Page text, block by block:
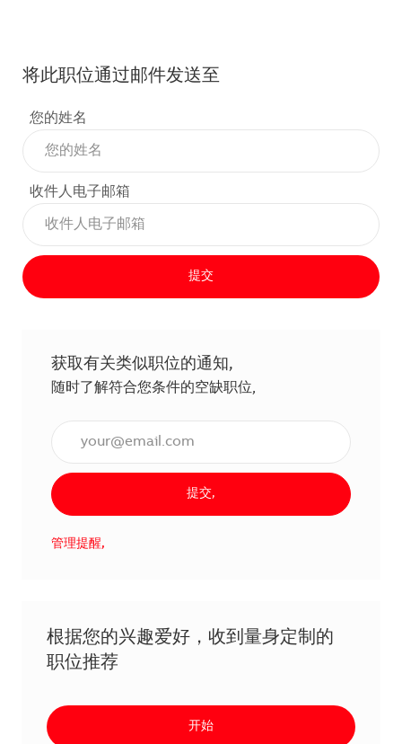
将此职位通过邮件发送至
您的姓名
收件人电子邮箱
提交
获取有关类似职位的通知,
随时了解符合您条件的空缺职位,
提交,
管理提醒,
根据您的兴趣爱好，收到量身定制的
职位推荐
开始